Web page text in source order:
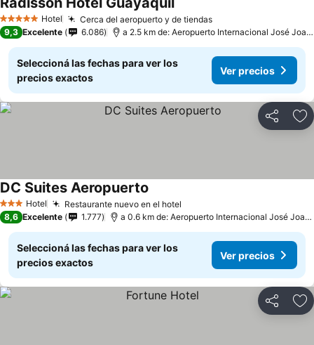
5 Estrellas Hotel Cerca del aeropuerto y de tiendas
9,3 Excelente 6.086 a 2.5 km de: Aeropuerto Internacional José Joaquín de Olmedo
Seleccioná las fechas para ver los
precios exactos
Ver precios
Compartir
3 Estrellas
Hotel Restaurante nuevo en el hotel
DC Suites Aeropuerto
8,6 Excelente 1.777 a 0.6 km de: Aeropuerto Internacional José Joaquín de Olmedo
Seleccioná las fechas para ver los
precios exactos
Ver precios
Compartir